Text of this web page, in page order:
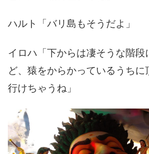
ハルト「バリ島もそうだよ」
イロハ「下からは凄そうな階段
ど、猿をからかっているうちに
行けちゃうね」